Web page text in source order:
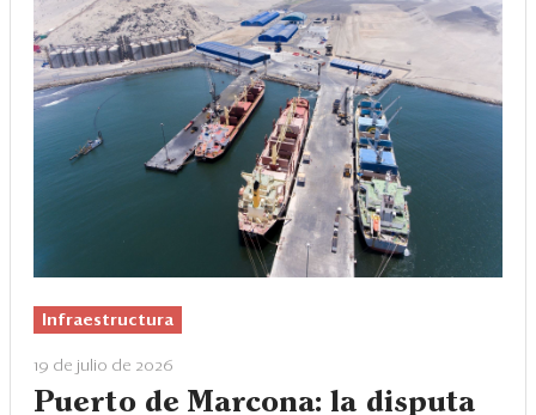
Infraestructura
19 de julio de 2026
Puerto de Marcona: la disputa